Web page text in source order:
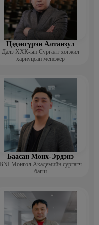
Цэдэвсүрэн Алтанзул
Далз ХХК-ын Сургалт хөгжил
хариуцсан менежер
Баасан Мөнх-Эрдэнэ
BNI Монгол Академийн сургагч
багш